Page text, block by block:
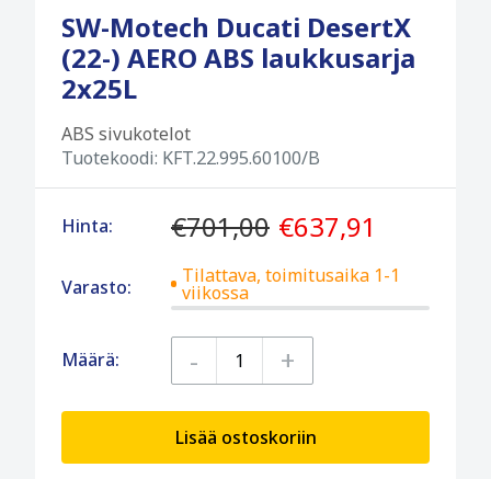
SW-Motech Ducati DesertX
(22-) AERO ABS laukkusarja
2x25L
ABS sivukotelot
Tuotekoodi: KFT.22.995.60100/B
Hinta: €701,00 €637,91
Varasto:
Tilattava, toimitusaika 1-1
viikossa
Määrä: - +
Lisää ostoskoriin